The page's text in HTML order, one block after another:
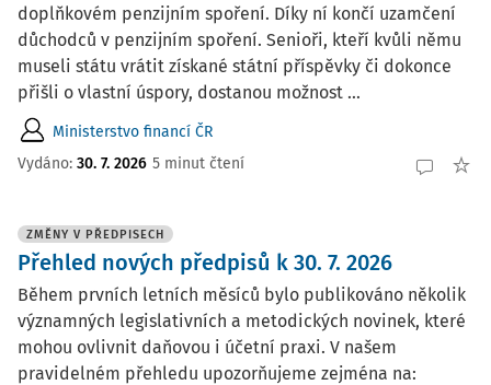
doplňkovém penzijním spoření. Díky ní končí uzamčení
důchodců v penzijním spoření. Senioři, kteří kvůli němu
museli státu vrátit získané státní příspěvky či dokonce
přišli o vlastní úspory, dostanou možnost ...
Ministerstvo financí ČR
Vydáno: 30. 7. 2026 5 minut čtení
ZMĚNY V PŘEDPISECH
Přehled nových předpisů k 30. 7. 2026
Během prvních letních měsíců bylo publikováno několik
významných legislativních a metodických novinek, které
mohou ovlivnit daňovou i účetní praxi. V našem
pravidelném přehledu upozorňujeme zejména na: